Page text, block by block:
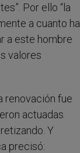
Por ello “la
a cuanto ha
a este hombre
valores
renovación fue
actuadas
Y
precisó: